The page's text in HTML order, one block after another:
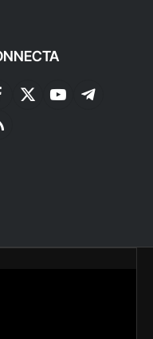
X
YouTubeTelegram